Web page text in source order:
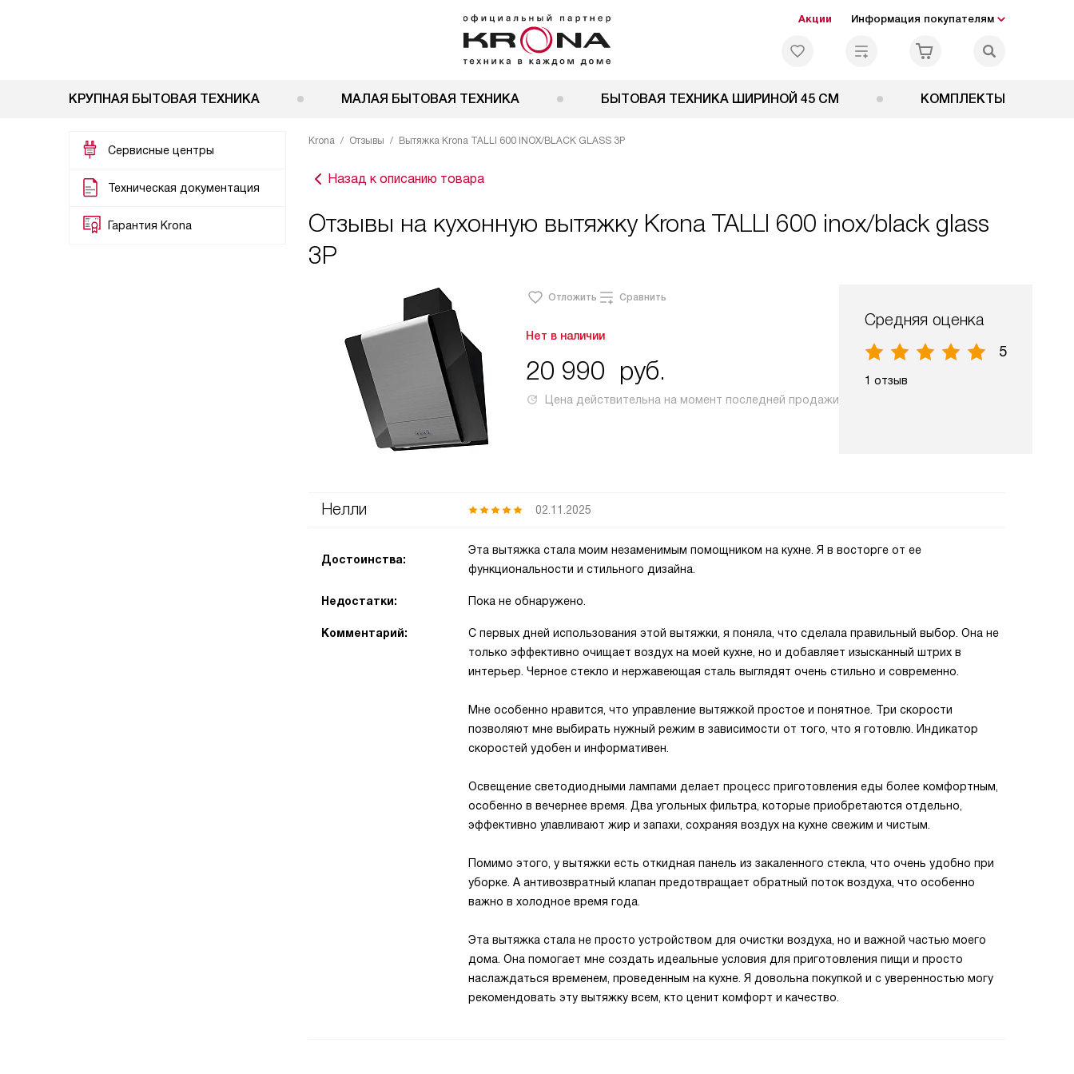
Акции Информация покупателям
КРУПНАЯ БЫТОВАЯ ТЕХНИКА МАЛАЯ БЫТОВАЯ ТЕХНИКА БЫТОВАЯ ТЕХНИКА ШИРИНОЙ 45 СМ КОМПЛЕКТЫ
Сервисные центры
Техническая документация
Гарантия Krona
Krona Отзывы Вытяжка Krona TALLI 600 INOX/BLACK GLASS 3P
Назад к описанию товара
Отзывы на кухонную вытяжку Krona TALLI 600 inox/black glass
3P
Отложить Сравнить
Нет в наличии
20 990 руб.
Цена действительна на момент последней продажи
Средняя оценка
5
1 отзыв
Нелли 02.11.2025
Достоинства:
Эта вытяжка стала моим незаменимым помощником на кухне. Я в восторге от ее
функциональности и стильного дизайна.
Недостатки: Пока не обнаружено.
Комментарий:
С первых дней использования этой вытяжки, я поняла, что сделала правильный выбор. Она не
только эффективно очищает воздух на моей кухне, но и добавляет изысканный штрих в
интерьер. Черное стекло и нержавеющая сталь выглядят очень стильно и современно.
Мне особенно нравится, что управление вытяжкой простое и понятное. Три скорости
позволяют мне выбирать нужный режим в зависимости от того, что я готовлю. Индикатор
скоростей удобен и информативен.
Освещение светодиодными лампами делает процесс приготовления еды более комфортным,
особенно в вечернее время. Два угольных фильтра, которые приобретаются отдельно,
эффективно улавливают жир и запахи, сохраняя воздух на кухне свежим и чистым.
Помимо этого, у вытяжки есть откидная панель из закаленного стекла, что очень удобно при
уборке. А антивозвратный клапан предотвращает обратный поток воздуха, что особенно
важно в холодное время года.
Эта вытяжка стала не просто устройством для очистки воздуха, но и важной частью моего
дома. Она помогает мне создать идеальные условия для приготовления пищи и просто
наслаждаться временем, проведенным на кухне. Я довольна покупкой и с уверенностью могу
рекомендовать эту вытяжку всем, кто ценит комфорт и качество.